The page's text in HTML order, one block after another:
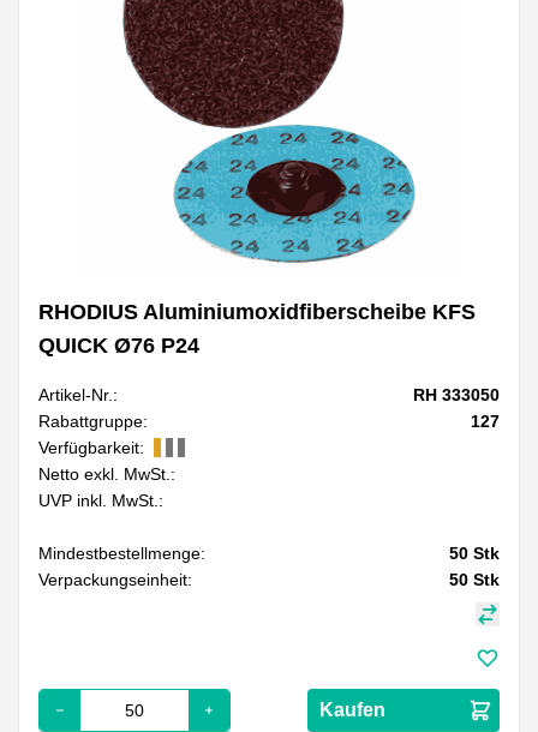
RHODIUS Aluminiumoxidfiberscheibe KFS
QUICK Ø76 P24
Artikel-Nr.:
RH 333050
Rabattgruppe:
127
Verfügbarkeit:
Netto exkl. MwSt.:
UVP inkl. MwSt.:
Mindestbestellmenge: 50 Stk
Verpackungseinheit:
50 Stk
Kaufen